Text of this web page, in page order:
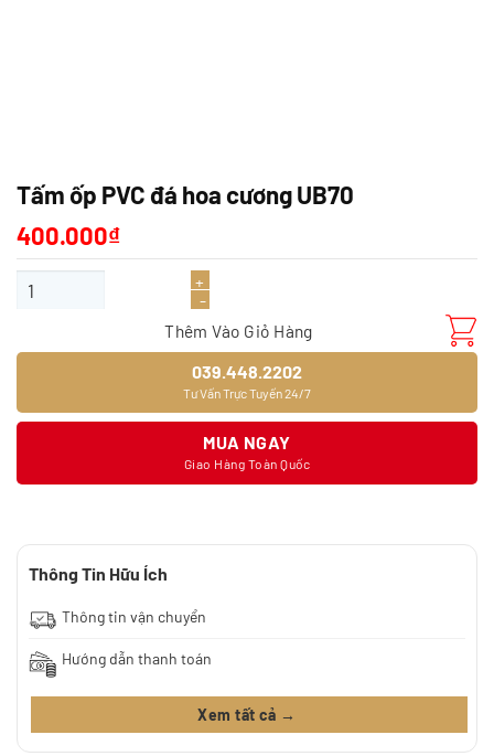
Tấm ốp PVC đá hoa cương UB70
400.000₫
Tấm ốp PVC đá hoa cương UB70 số lượng
Thêm Vào Giỏ Hàng
039.448.2202
Tư Vấn Trực Tuyến 24/7
MUA NGAY
Giao Hàng Toàn Quốc
Thông Tin Hữu Ích
Thông tin vận chuyển
Hướng dẫn thanh toán
Xem tất cả →